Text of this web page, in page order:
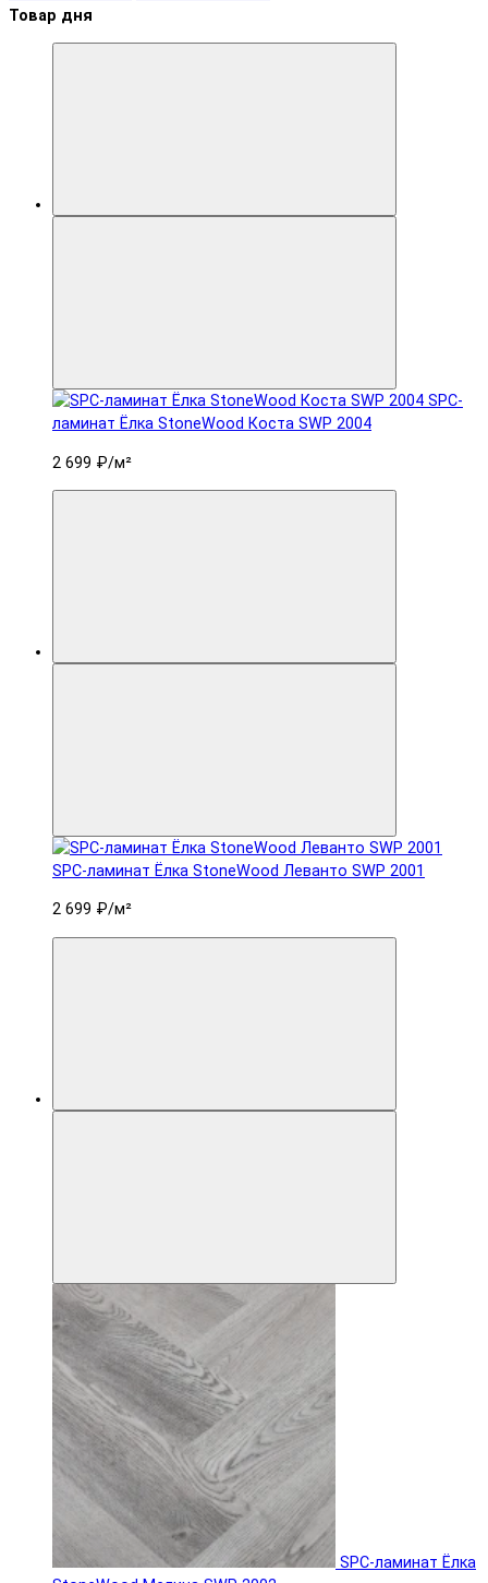
Товар дня
SPC-
ламинат Ëлка StoneWood Коста SWP 2004
2 699 ₽/м²
SPC-ламинат Ëлка StoneWood Леванто SWP 2001
2 699 ₽/м²
SPC-ламинат Ëлка